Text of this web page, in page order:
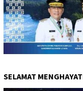
SELAMAT